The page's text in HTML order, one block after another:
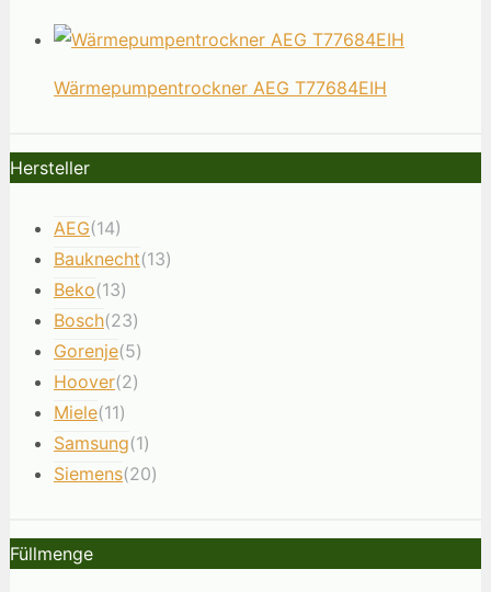
Wärmepumpentrockner AEG T77684EIH
Hersteller
AEG(14)
Bauknecht(13)
Beko(13)
Bosch(23)
Gorenje(5)
Hoover(2)
Miele(11)
Samsung(1)
Siemens(20)
Füllmenge